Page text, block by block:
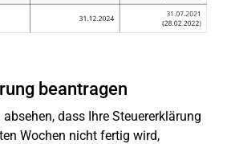
beantragen
dass Ihre Steuererklärung
Wochen nicht fertig wird,